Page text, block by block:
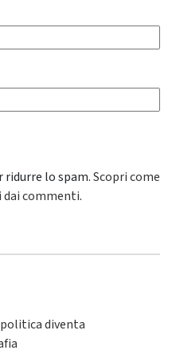
lo spam.Scopri come
commenti.
diventa